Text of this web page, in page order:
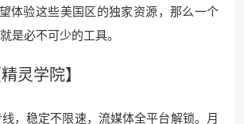
体验这些美国区的独家资源，那么一个
是必不可少的工具。
灵学院】
，稳定不限速，流媒体全平台解锁。月